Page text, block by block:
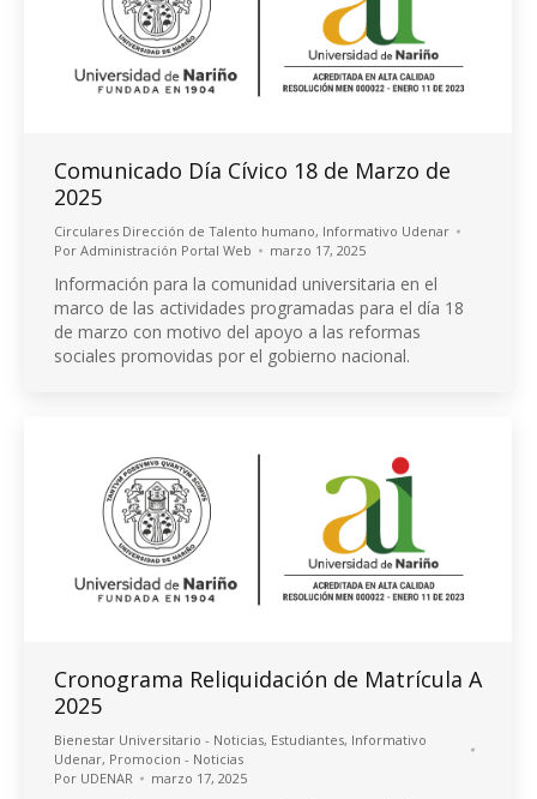
Comunicado Día Cívico 18 de Marzo de
2025
Circulares Dirección de Talento humano, Informativo Udenar
Por Administración Portal Web marzo 17, 2025
Información para la comunidad universitaria en el
marco de las actividades programadas para el día 18
de marzo con motivo del apoyo a las reformas
sociales promovidas por el gobierno nacional.
Cronograma Reliquidación de Matrícula A
2025
Bienestar Universitario - Noticias, Estudiantes, Informativo
Udenar, Promocion - Noticias
Por UDENAR marzo 17, 2025